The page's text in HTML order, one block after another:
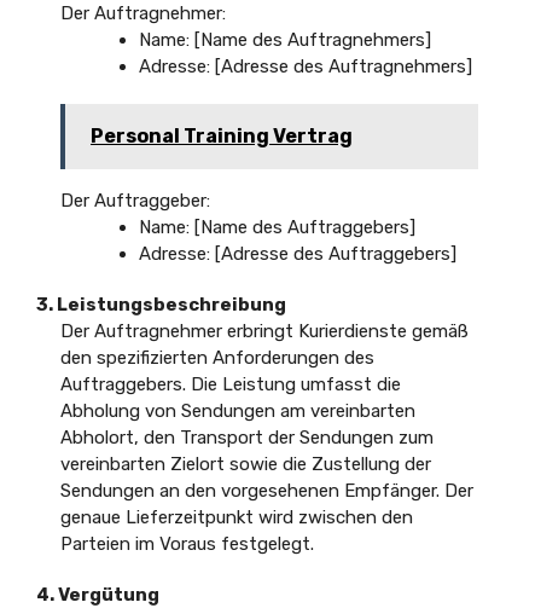
Der Auftragnehmer:
Name: [Name des Auftragnehmers]
Adresse: [Adresse des Auftragnehmers]
Personal Training Vertrag
Der Auftraggeber:
Name: [Name des Auftraggebers]
Adresse: [Adresse des Auftraggebers]
3. Leistungsbeschreibung
Der Auftragnehmer erbringt Kurierdienste gemäß
den spezifizierten Anforderungen des
Auftraggebers. Die Leistung umfasst die
Abholung von Sendungen am vereinbarten
Abholort, den Transport der Sendungen zum
vereinbarten Zielort sowie die Zustellung der
Sendungen an den vorgesehenen Empfänger. Der
genaue Lieferzeitpunkt wird zwischen den
Parteien im Voraus festgelegt.
4. Vergütung